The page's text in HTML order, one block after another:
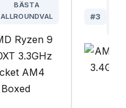
BÄSTA
ALLROUNDVAL
#3